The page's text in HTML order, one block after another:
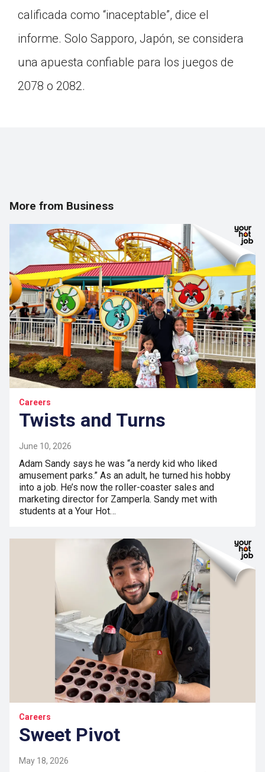
calificada como “inaceptable”, dice el
informe. Solo Sapporo, Japón, se considera
una apuesta confiable para los juegos de
2078 o 2082.
More from Business
Careers
Twists and Turns
June 10, 2026
Adam Sandy says he was “a nerdy kid who liked
amusement parks.” As an adult, he turned his hobby
into a job. He’s now the roller-coaster sales and
marketing director for Zamperla. Sandy met with
students at a Your Hot…
Careers
Sweet Pivot
May 18, 2026